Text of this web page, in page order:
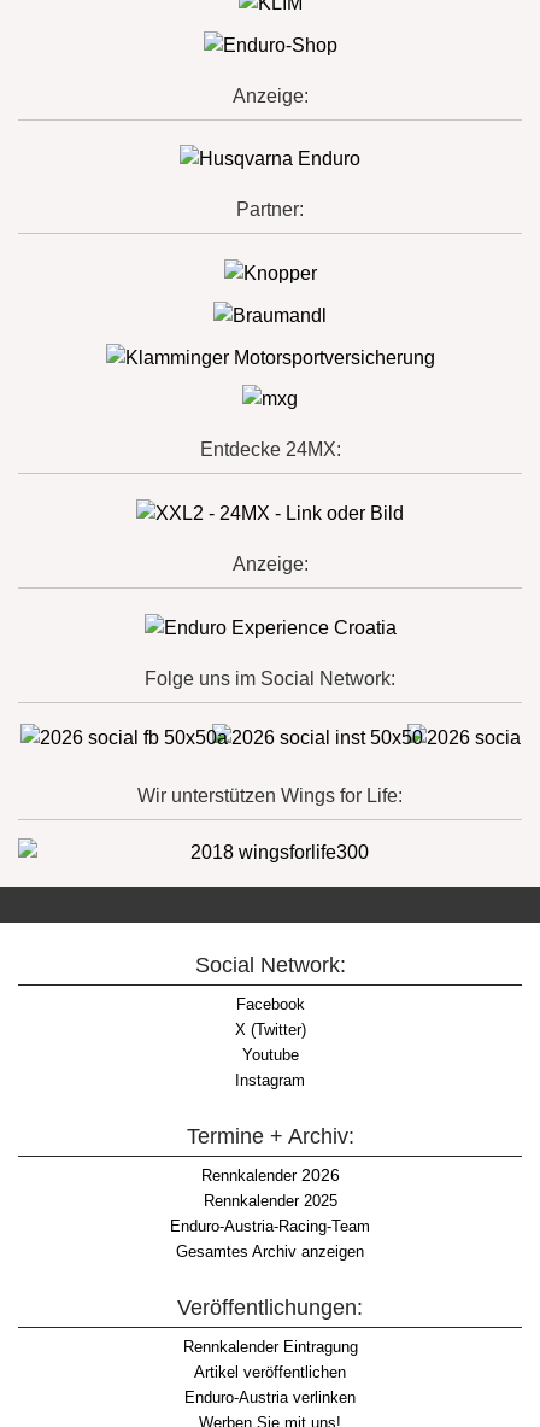
Anzeige:
Partner:
Entdecke 24MX:
Anzeige:
Folge uns im Social Network:
Wir unterstützen Wings for Life:
Social Network:
Facebook
X (Twitter)
Youtube
Instagram
Termine + Archiv:
Rennkalender2026
Rennkalender 2025
Enduro-Austria-Racing-Team
Gesamtes Archiv anzeigen
Veröffentlichungen:
Rennkalender Eintragung
Artikel veröffentlichen
Enduro-Austria verlinken
Werben Sie mit uns!